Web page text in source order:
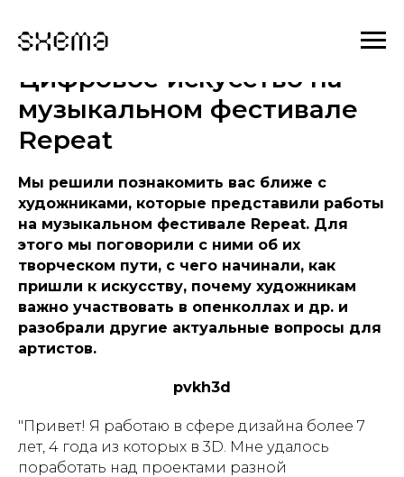
Цифровое искусство на
музыкальном фестивале
Repeat
Мы решили познакомить вас ближе с
художниками, которые представили работы
на музыкальном фестивале Repeat. Для
этого мы поговорили с ними об их
творческом пути, с чего начинали, как
пришли к искусству, почему художникам
важно участвовать в опенколлах и др. и
разобрали другие актуальные вопросы для
артистов.
pvkh3d
"Привет! Я работаю в сфере дизайна более 7
лет, 4 года из которых в 3D. Мне удалось
поработать над проектами разной